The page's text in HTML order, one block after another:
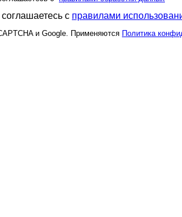
с правилами
и Google. Применяются Политика